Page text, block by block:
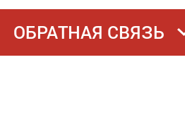
ОБРАТНАЯ СВЯЗЬ